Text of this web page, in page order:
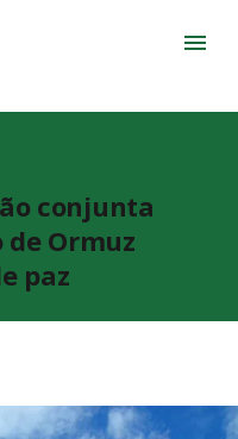
principal
conjunta
de Ormuz
paz